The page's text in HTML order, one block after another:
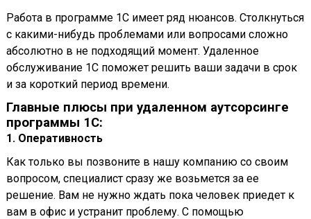
Работа в программе 1С имеет ряд нюансов. Столкнуться
с какими-нибудь проблемами или вопросами сложно
абсолютно в не подходящий момент. Удаленное
обслуживание 1С поможет решить ваши задачи в срок
и за короткий период времени.
Главные плюсы при удаленном аутсорсинге
программы 1С:
1. Оперативность
Как только вы позвоните в нашу компанию со своим
вопросом, специалист сразу же возьмется за ее
решение. Вам не нужно ждать пока человек приедет к
вам в офис и устранит проблему. С помощью